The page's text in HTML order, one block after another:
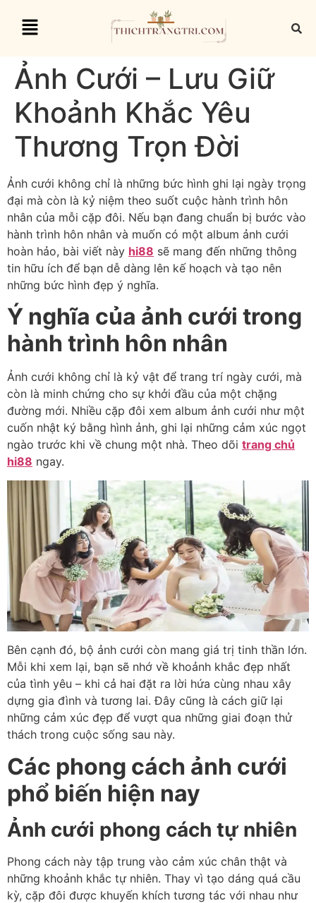
Ảnh Cưới – Lưu Giữ
Khoảnh Khắc Yêu
Thương Trọn Đời
Ảnh cưới không chỉ là những bức hình ghi lại ngày trọng
đại mà còn là kỷ niệm theo suốt cuộc hành trình hôn
nhân của mỗi cặp đôi. Nếu bạn đang chuẩn bị bước vào
hành trình hôn nhân và muốn có một album ảnh cưới
hoàn hảo, bài viết này hi88 sẽ mang đến những thông
tin hữu ích để bạn dễ dàng lên kế hoạch và tạo nên
những bức hình đẹp ý nghĩa.
Ý nghĩa của ảnh cưới trong
hành trình hôn nhân
Ảnh cưới không chỉ là kỷ vật để trang trí ngày cưới, mà
còn là minh chứng cho sự khởi đầu của một chặng
đường mới. Nhiều cặp đôi xem album ảnh cưới như một
cuốn nhật ký bằng hình ảnh, ghi lại những cảm xúc ngọt
ngào trước khi về chung một nhà. Theo dõi trang chủ
hi88 ngay.
Bên cạnh đó, bộ ảnh cưới còn mang giá trị tinh thần lớn.
Mỗi khi xem lại, bạn sẽ nhớ về khoảnh khắc đẹp nhất
của tình yêu – khi cả hai đặt ra lời hứa cùng nhau xây
dựng gia đình và tương lai. Đây cũng là cách giữ lại
những cảm xúc đẹp để vượt qua những giai đoạn thử
thách trong cuộc sống sau này.
Các phong cách ảnh cưới
phổ biến hiện nay
Ảnh cưới phong cách tự nhiên
Phong cách này tập trung vào cảm xúc chân thật và
những khoảnh khắc tự nhiên. Thay vì tạo dáng quá cầu
kỳ, cặp đôi được khuyến khích tương tác với nhau như